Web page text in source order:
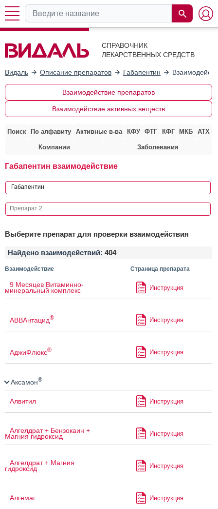
СПРАВОЧНИК
ЛЕКАРСТВЕННЫХ СРЕДСТВ
Видаль Описание препаратов Габапентин
Взаимодействие препаратов
Взаимодействие активных веществ
Поиск По алфавиту Активные в-ва КФУ ФТГ КФГ МКБ АТХ
Компании Заболевания
Габапентин взаимодействие
Выберите препарат для проверки взаимодействия
Найдено взаимодействий: 404
Взаимодействие Страница препарата
9 Месяцев Витаминно-
минеральный комплекс Инструкция
АВВАнтацид® Инструкция
АджиФлюкс® Инструкция
Аксамон®
Алвитил Инструкция
Алгелдрат + Бензокаин +
Магния гидроксид Инструкция
Алгелдрат + Магния
гидроксид Инструкция
Алгемаг Инструкция